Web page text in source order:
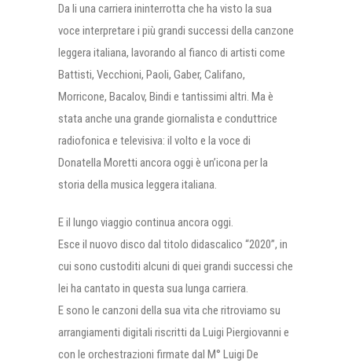
Da li una carriera ininterrotta che ha visto la sua
voce interpretare i più grandi successi della canzone
leggera italiana, lavorando al fianco di artisti come
Battisti, Vecchioni, Paoli, Gaber, Califano,
Morricone, Bacalov, Bindi e tantissimi altri. Ma è
stata anche una grande giornalista e conduttrice
radiofonica e televisiva: il volto e la voce di
Donatella Moretti ancora oggi è un’icona per la
storia della musica leggera italiana.
E il lungo viaggio continua ancora oggi.
Esce il nuovo disco dal titolo didascalico “2020”, in
cui sono custoditi alcuni di quei grandi successi che
lei ha cantato in questa sua lunga carriera.
E sono le canzoni della sua vita che ritroviamo su
arrangiamenti digitali riscritti da Luigi Piergiovanni e
con le orchestrazioni firmate dal M° Luigi De